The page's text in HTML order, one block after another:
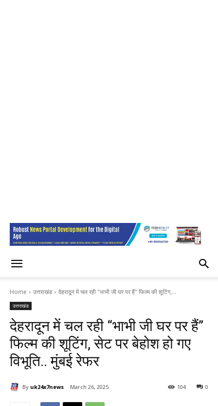
Home उत्तराखंड देहरादून में चल रही "भाभी जी घर पर हैं" फिल्म की शूटिंग,...
उत्तराखंड
देहरादून में चल रही “भाभी जी घर पर हैं”
फिल्म की शूटिंग, सेट पर बेहोश हो गए
विभूति.. मुंबई रेफर
By uk24x7news March 26, 2025 0
104